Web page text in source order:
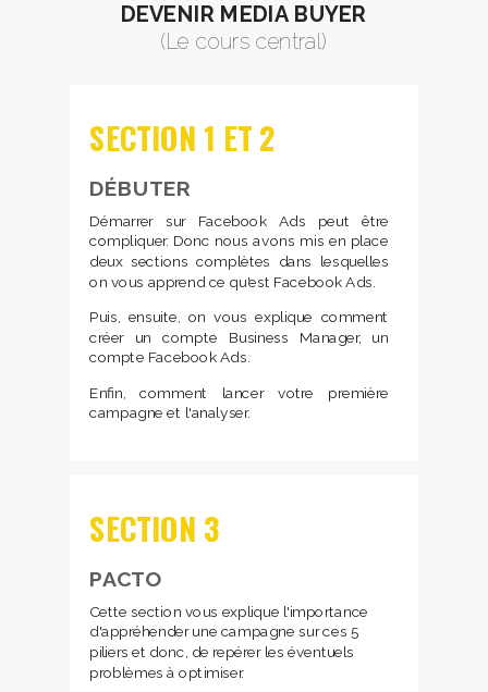
DEVENIR MEDIA BUYER
(Le cours central)
Démarrer sur Facebook Ads peut être
compliquer. Donc nous avons mis en place
deux sections complètes dans lesquelles
on vous apprend ce qu'est Facebook Ads.
Puis, ensuite, on vous explique comment
créer un compte Business Manager, un
compte Facebook Ads.
Enfin, comment lancer votre première
campagne et l'analyser.
DÉBUTER
SECTION 1 ET 2
Cette section vous explique l'importance
d'appréhender une campagne sur ces 5
piliers et donc, de repérer les éventuels
problèmes à optimiser.
PACTO
SECTION 3